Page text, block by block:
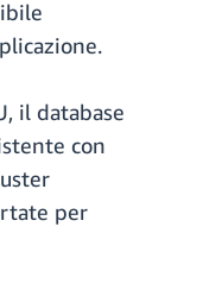
il database
con
per